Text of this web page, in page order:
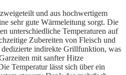
und aus hochwertigem
sehr gute Wärmeleitung sorgt. Die
unterschiedliche Temperaturen auf
Zubereiten von Fleisch und
indirekte Grillfunktion, was
mit sanfter Hitze
Temperatur lässt sich über ein